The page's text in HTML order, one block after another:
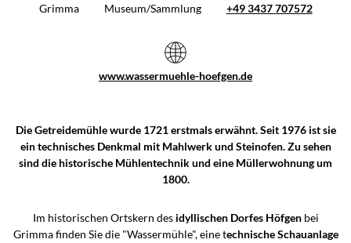
Grimma Museum/Sammlung +49 3437 707572
www.wassermuehle-hoefgen.de
Die Getreidemühle wurde 1721 erstmals erwähnt. Seit 1976 ist sie
ein technisches Denkmal mit Mahlwerk und Steinofen. Zu sehen
sind die historische Mühlentechnik und eine Müllerwohnung um
1800.
Im historischen Ortskern des idyllischen Dorfes Höfgenbei
Grimma finden Sie die "Wassermühle", eine technische Schauanlage